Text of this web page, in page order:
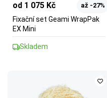
od 1 075 Kč až -27%
Fixační set Geami WrapPak
EX Mini
Skladem